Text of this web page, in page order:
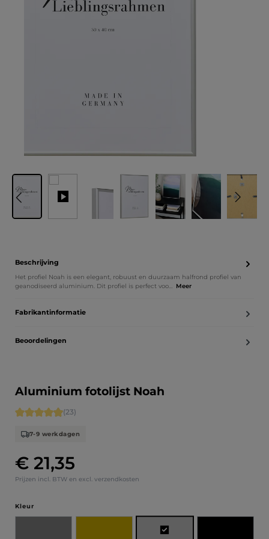
Beschrijving
Het profiel Noah is een elegant, robuust en duurzaam halfrond profiel van
geanodiseerd aluminium. Dit profiel is perfect voo… Meer
Fabrikantinformatie
Beoordelingen
Aluminium fotolijst Noah
Normale prijs:
€ 21,35
Prijzen incl. BTW en excl. verzendkosten
Gemiddelde waardering van 4.91 van 5 sterren
(23)
7-9 werkdagen
Selecteer
Kleur